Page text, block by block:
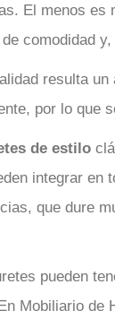
El menos es
comodidad
resulta
por lo que
de estilo
integrar en
que dure
pueden
Mobiliario de